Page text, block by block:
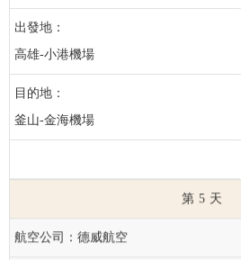
高雄-小港機場
釜山-金海機場
5
德威航空